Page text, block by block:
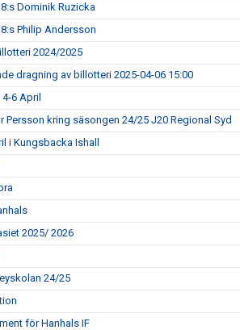
Dominik Ruzicka
Philip Andersson
2024/2025
dragning av billotteri 2025-04-06 15:00
6 April
Persson kring säsongen 24/25 J20 Regional Syd
i Kungsbacka Ishall
2025/ 2026
24/25
för Hanhals IF